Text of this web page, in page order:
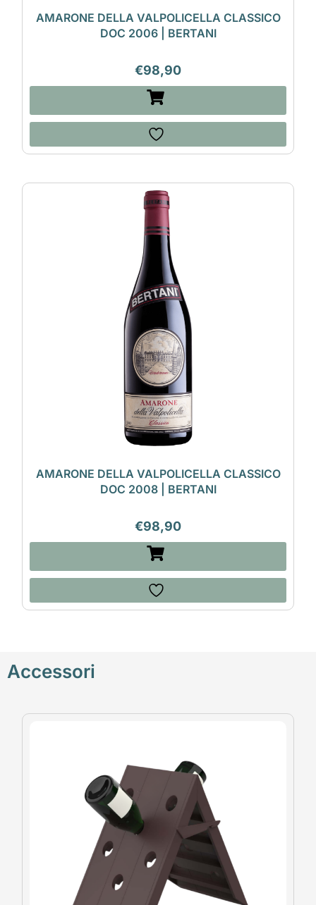
AMARONE DELLA VALPOLICELLA CLASSICO
DOC 2006 | BERTANI
€98,90
AMARONE DELLA VALPOLICELLA CLASSICO
DOC 2008 | BERTANI
€98,90
Accessori